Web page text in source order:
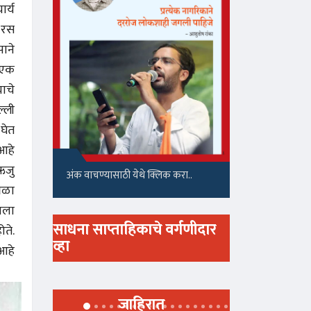
अंक वाचण्यासाठी येथे क्लिक करा..
साधना साप्ताहिकाचे वर्गणीदार
व्हा
जाहिरात